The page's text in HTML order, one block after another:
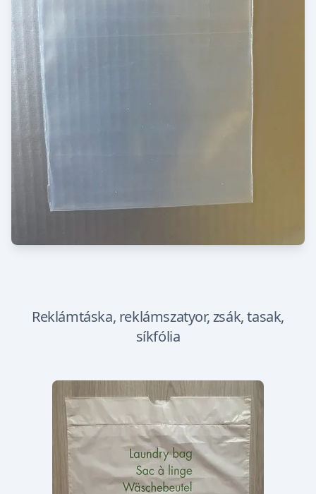
Reklámtáska, reklámszatyor, zsák, tasak,
síkfólia